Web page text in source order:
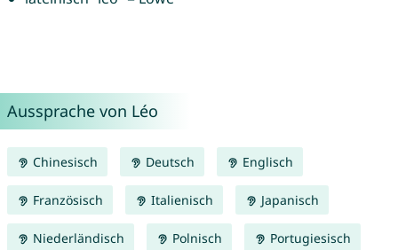
Aussprache von Léo
Chinesisch Deutsch Englisch
Französisch Italienisch Japanisch
Niederländisch Polnisch Portugiesisch